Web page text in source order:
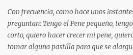
Con frecuencia, como hace unos
preguntan: Tengo el Pene pequeño,
corto, quiero hacer crecer mi pene,
tomar alguna pastilla para que se